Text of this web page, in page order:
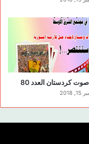
كردستان العدد 80